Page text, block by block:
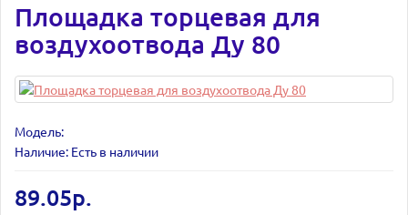
Площадка торцевая для
воздухоотвода Ду 80
Модель:
Наличие: Есть в наличии
89.05р.